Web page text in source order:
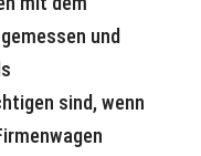
und
sind, wenn